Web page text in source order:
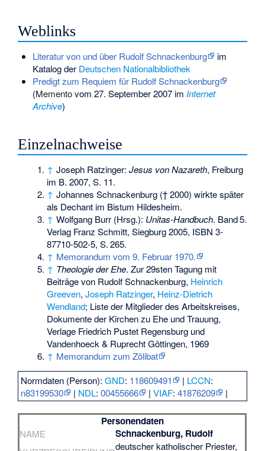
Weblinks
Literatur von und über Rudolf Schnackenburg
im
Katalog der Deutschen Nationalbibliothek
Predigt zum Requiem für Rudolf Schnackenburg
(Mementovom 27. September 2007 im Internet
Archive)
Einzelnachweise
↑ Joseph Ratzinger:Jesus von Nazareth, Freiburg
im B. 2007, S. 11.
↑ Johannes Schnackenburg († 2000) wirkte später
als Dechant im Bistum Hildesheim.
↑ Wolfgang Burr (Hrsg.): Unitas-Handbuch. Band5.
Verlag Franz Schmitt, Siegburg 2005, ISBN 3-
87710-502-5,S.265.
↑ Memorandum vom 9. Februar 1970.
↑ Theologie der Ehe. Zur 29sten Tagung mit
Beiträge von Rudolf Schnackenburg, Heinrich
Greeven,Joseph Ratzinger, Heinz-Dietrich
Wendland; Liste der Mitglieder des Arbeitskreises,
Dokumente der Kirchen zu Ehe und Trauung,
Verlage Friedrich Pustet Regensburg und
Vandenhoeck & Ruprecht Göttingen, 1969
↑ Memorandum zum Zölibat
Normdaten (Person):GND: 118609491 | LCCN:
n83199530
| NDL:00455666 |VIAF:41876209 |
Personendaten
NAME Schnackenburg, Rudolf
deutscher katholischer Priester,